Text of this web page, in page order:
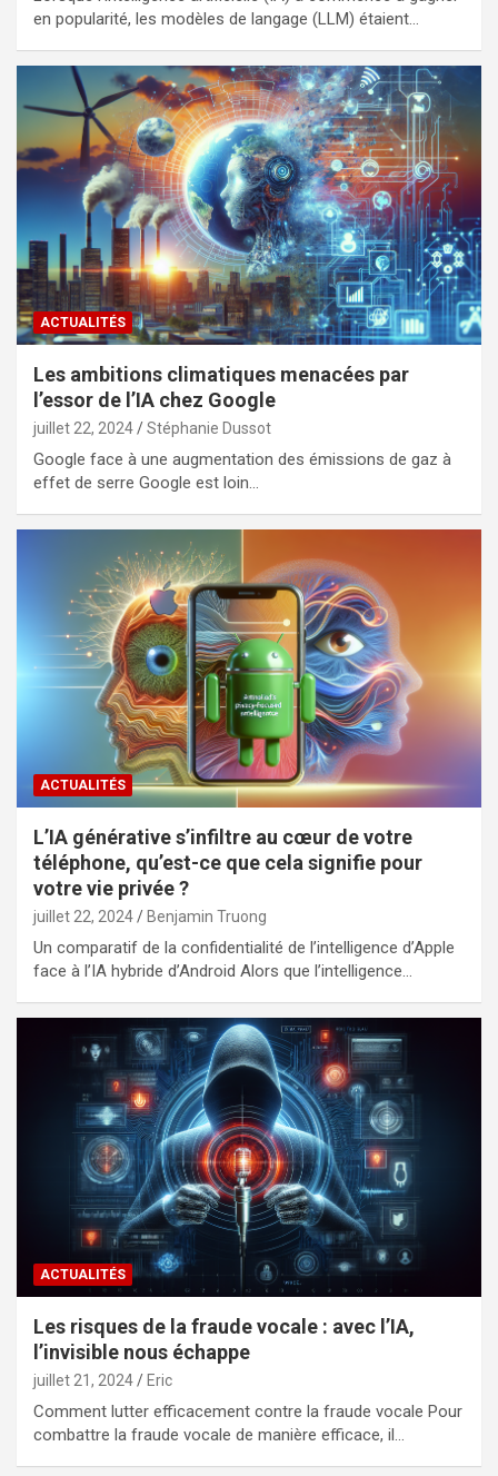
en popularité, les modèles de langage (LLM) étaient…
ACTUALITÉS
Les ambitions climatiques menacées par
l’essor de l’IA chez Google
juillet 22, 2024 Stéphanie Dussot
Google face à une augmentation des émissions de gaz à
effet de serre Google est loin…
ACTUALITÉS
L’IA générative s’infiltre au cœur de votre
téléphone, qu’est-ce que cela signifie pour
votre vie privée ?
juillet 22, 2024 Benjamin Truong
Un comparatif de la confidentialité de l’intelligence d’Apple
face à l’IA hybride d’Android Alors que l’intelligence…
ACTUALITÉS
Les risques de la fraude vocale : avec l’IA,
l’invisible nous échappe
juillet 21, 2024 Eric
Comment lutter efficacement contre la fraude vocale Pour
combattre la fraude vocale de manière efficace, il…